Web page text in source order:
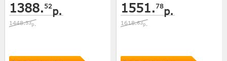
1388. 52р.
1448.33р.
1551. 78р.
1618.63р.